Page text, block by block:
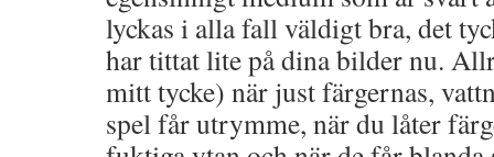
lyckas i alla fall väldigt bra, det
har tittat lite på dina bilder nu.
mitt tycke) när just färgernas,
spel får utrymme, när du låter